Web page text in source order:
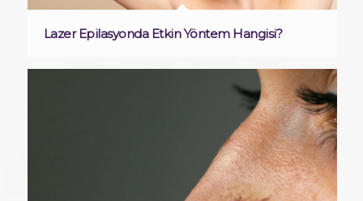
Lazer Epilasyonda Etkin Yöntem Hangisi?